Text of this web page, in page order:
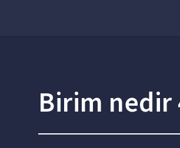
Birim nedir